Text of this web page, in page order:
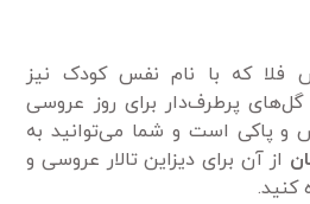
فلا که با نام نفس کودک نیز
پرطرف‌دار برای روز عروسی
و پاکی است و شما می‌توانید به
از آن برای دیزاین تالار عروسی و